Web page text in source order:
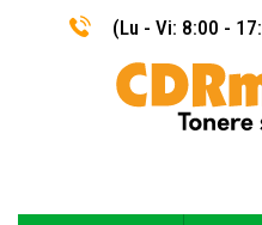
(Lu - Vi: 8:00 -